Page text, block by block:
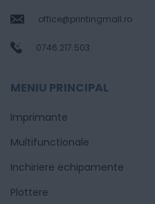
office@printingmall.ro
0746.217.503
MENIU PRINCIPAL
Imprimante
Multifunctionale
Inchiriere echipamente
Plottere